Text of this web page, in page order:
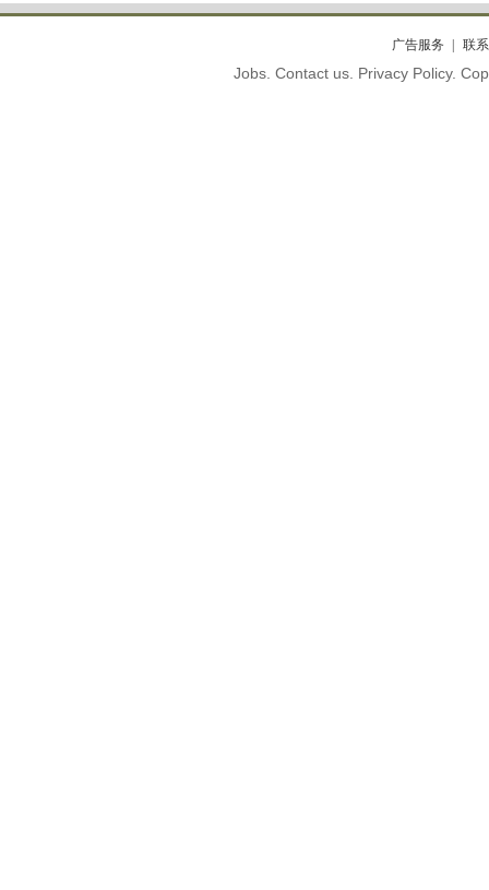
广告服务 联
Jobs. Contact us. Privacy Policy.